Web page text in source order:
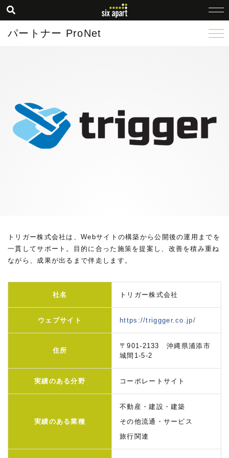
パートナー ProNet
トリガー株式会社は、Webサイトの構築から公開後の運用までを
一貫してサポート。目的に合った施策を提案し、改善を積み重ね
ながら、成果が出るまで伴走します。
社名 トリガー株式会社
ウェブサイト https://triggger.co.jp/
住所
〒901-2133 沖縄県浦添市
城間1-5-2
実績のある分野 コーポレートサイト
実績のある業種
不動産・建設・建築
その他流通・サービス
旅行関連